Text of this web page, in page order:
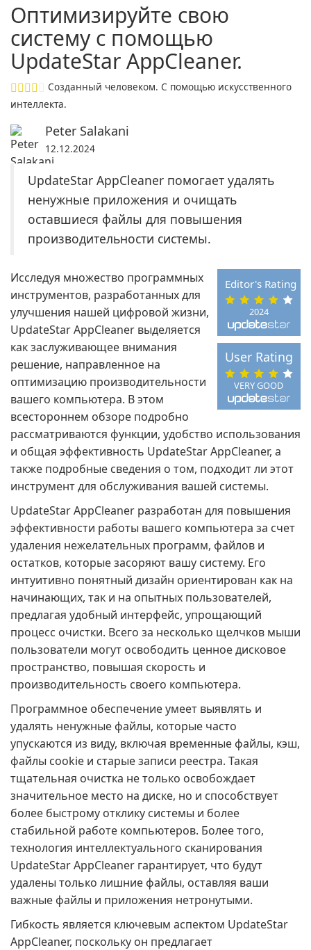
Оптимизируйте свою
систему с помощью
UpdateStar AppCleaner.
Созданный человеком. С помощью искусственного
интеллекта.
Peter Salakani
12.12.2024
UpdateStar AppCleaner помогает удалять
ненужные приложения и очищать
оставшиеся файлы для повышения
производительности системы.
2024
Editor's Rating
VERY GOOD
User Rating
Исследуя множество программных
инструментов, разработанных для
улучшения нашей цифровой жизни,
UpdateStar AppCleaner выделяется
как заслуживающее внимания
решение, направленное на
оптимизацию производительности
вашего компьютера. В этом
всестороннем обзоре подробно
рассматриваются функции, удобство использования
и общая эффективность UpdateStar AppCleaner, а
также подробные сведения о том, подходит ли этот
инструмент для обслуживания вашей системы.
UpdateStar AppCleaner разработан для повышения
эффективности работы вашего компьютера за счет
удаления нежелательных программ, файлов и
остатков, которые засоряют вашу систему. Его
интуитивно понятный дизайн ориентирован как на
начинающих, так и на опытных пользователей,
предлагая удобный интерфейс, упрощающий
процесс очистки. Всего за несколько щелчков мыши
пользователи могут освободить ценное дисковое
пространство, повышая скорость и
производительность своего компьютера.
Программное обеспечение умеет выявлять и
удалять ненужные файлы, которые часто
упускаются из виду, включая временные файлы, кэш,
файлы cookie и старые записи реестра. Такая
тщательная очистка не только освобождает
значительное место на диске, но и способствует
более быстрому отклику системы и более
стабильной работе компьютеров. Более того,
технология интеллектуального сканирования
UpdateStar AppCleaner гарантирует, что будут
удалены только лишние файлы, оставляя ваши
важные файлы и приложения нетронутыми.
Гибкость является ключевым аспектом UpdateStar
AppCleaner, поскольку он предлагает